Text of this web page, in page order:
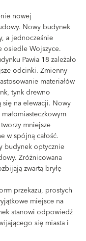
nowej
Nowy budynek
a jednocześnie
osiedle Wojszyce.
Pawia 18 zależało
odcinki. Zmienny
materiałów
tynk drewno
na elewacji. Nowy
mniejsze
w spójną całość.
budynek optycznie
Zróżnicowana
zwartą bryłę
przekazu, prostych
miejsce na
stanowi odpowiedź
się miasta i